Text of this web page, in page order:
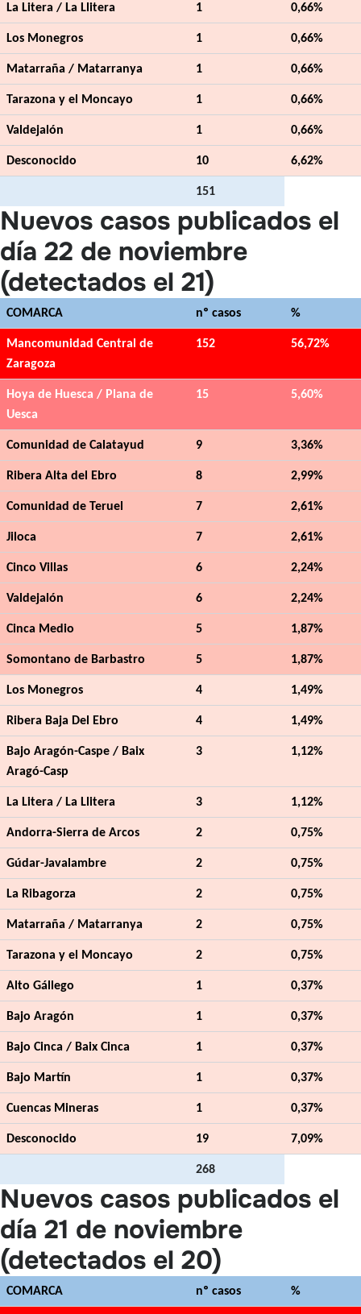
La Litera / La Llitera 1 0,66%
Los Monegros 1 0,66%
Matarraña / Matarranya 1 0,66%
Tarazona y el Moncayo 1 0,66%
Valdejalón 1 0,66%
Desconocido 10 6,62%
151
Nuevos casos publicados el
día 22 de noviembre
(detectados el 21)
COMARCA nº casos %
Mancomunidad Central de
Zaragoza
152 56,72%
Hoya de Huesca / Plana de
Uesca
15 5,60%
Comunidad de Calatayud 9 3,36%
Ribera Alta del Ebro 8 2,99%
Comunidad de Teruel 7 2,61%
Jiloca 7 2,61%
Cinco Villas 6 2,24%
Valdejalón 6 2,24%
Cinca Medio 5 1,87%
Somontano de Barbastro 5 1,87%
Los Monegros 4 1,49%
Ribera Baja Del Ebro 4 1,49%
Bajo Aragón-Caspe / Baix
Aragó-Casp
3 1,12%
La Litera / La Llitera 3 1,12%
Andorra-Sierra de Arcos 2 0,75%
Gúdar-Javalambre 2 0,75%
La Ribagorza 2 0,75%
Matarraña / Matarranya 2 0,75%
Tarazona y el Moncayo 2 0,75%
Alto Gállego 1 0,37%
Bajo Aragón 1 0,37%
Bajo Cinca / Baix Cinca 1 0,37%
Bajo Martín 1 0,37%
Cuencas Mineras 1 0,37%
Desconocido 19 7,09%
268
Nuevos casos publicados el
día 21 de noviembre
(detectados el 20)
COMARCA nº casos %